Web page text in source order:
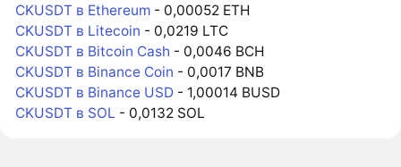
CKUSDT в Ethereum - 0,00052 ETH
CKUSDT в Litecoin - 0,0219 LTC
CKUSDT в Bitcoin Cash - 0,0046 BCH
CKUSDT в Binance Coin - 0,0017 BNB
CKUSDT в Binance USD - 1,00014 BUSD
CKUSDT в SOL - 0,0132 SOL